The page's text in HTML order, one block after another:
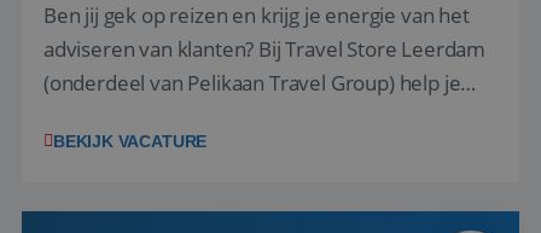
Ben jij gek op reizen en krijg je energie van het
adviseren van klanten? Bij Travel Store Leerdam
(onderdeel van Pelikaan Travel Group) help je
vinden. Samen maken we van elke reis een
hebt in de reisbranche of j...
BEKIJK VACATURE